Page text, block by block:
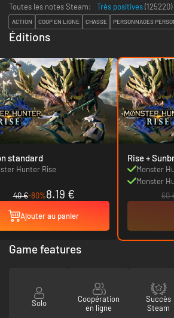
Toutes les notes Steam:
Très positives(125220)
ACTION COOP EN LIGNE CHASSE PERSONNAGES
Éditions
standard
Hunter Rise
40 €-80%8.19 €
Ajouter au panier
Rise +
Monster
Monster
60
Game features
Solo
Coopération
en ligne
Succès
Steam